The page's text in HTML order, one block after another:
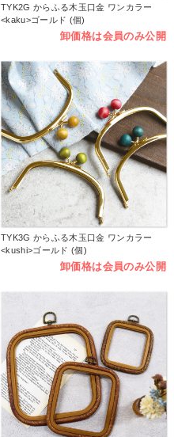
TYK2G からふる木玉口金 ワンカラー
<kaku>ゴールド (個)
卸価格は会員のみ公開
TYK3G からふる木玉口金 ワンカラー
<kushi>ゴールド (個)
卸価格は会員のみ公開